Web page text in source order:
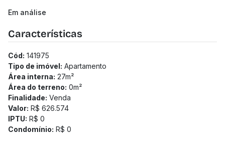
Em análise
Características
Cód: 141975
Tipo de imóvel: Apartamento
Área interna: 27m²
Área do terreno: 0m²
Finalidade: Venda
Valor: R$ 626.574
IPTU: R$ 0
Condomínio: R$ 0